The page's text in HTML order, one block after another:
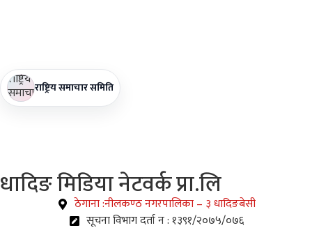
राष्ट्रिय समाचार समिति
धादिङमिडिया नेटवर्क प्रा.लि
ठेगाना :नीलकण्ठ नगरपालिका – ३ धादिङबेसी
सूचना विभाग दर्ता न : १३९१/२०७५/०७६